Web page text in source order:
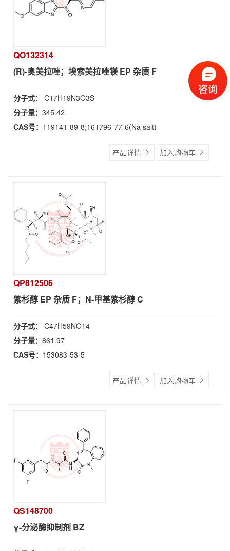
QO132314
(R)-奥美拉唑；埃索美拉唑镁 EP 杂质 F
分子式： C17H19N3O3S
分子量： 345.42
CAS号： 119141-89-8;161796-77-6(Na salt)
产品详情 加入购物车
QP812506
紫杉醇 EP 杂质 F；N-甲基紫杉醇 C
分子式： C47H59NO14
分子量： 861.97
CAS号： 153083-53-5
产品详情 加入购物车
QS148700
γ-分泌酶抑制剂 BZ